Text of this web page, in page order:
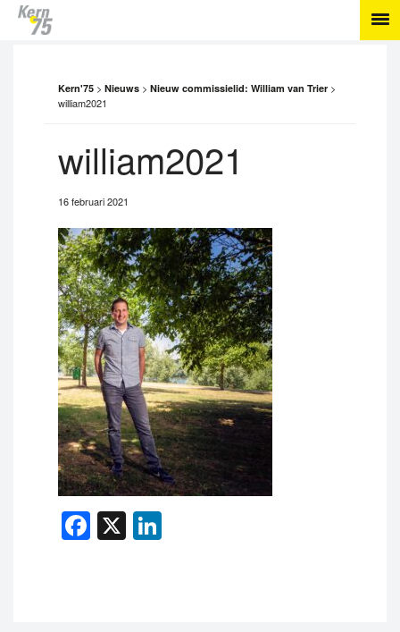
Kern'75 > Nieuws > Nieuw commissielid: William van Trier >
william2021
william2021
16 februari 2021
Facebook
X